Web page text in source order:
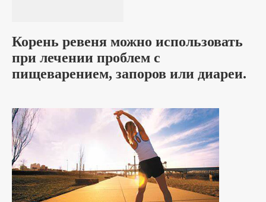
Корень ревеня можно использовать
при лечении проблем с
пищеварением, запоров или диареи.